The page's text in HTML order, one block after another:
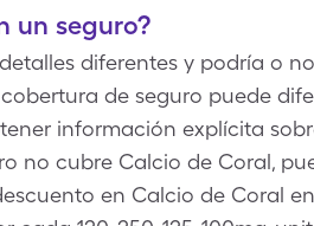
un seguro?
diferentes y podría o
de seguro puede
información explícita
no cubre Calcio de Coral,
en Calcio de Coral